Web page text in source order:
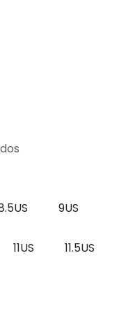
9US
11US 11.5US